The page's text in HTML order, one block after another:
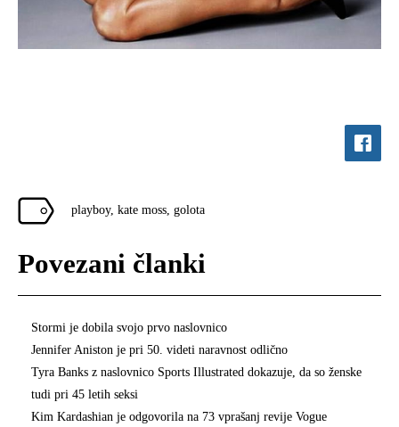
playboy, kate moss golota
Povezani članki
Stormi je dobila svojo prvo naslovnico
Jennifer Aniston je pri 50. videti naravnost odlično
Tyra Banks z naslovnico Sports Illustrated dokazuje, da so ženske
tudi pri 45 letih seksi
Kim Kardashian je odgovorila na 73 vprašanj revije Vogue